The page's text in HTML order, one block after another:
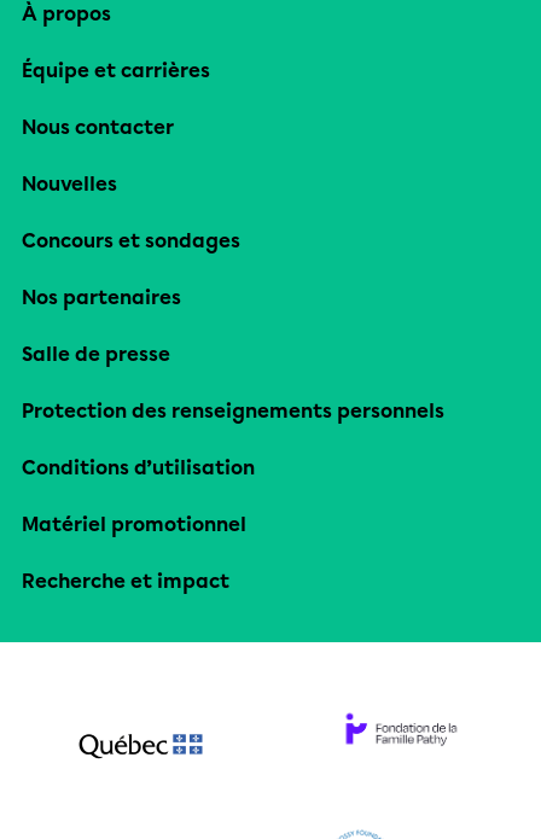
À propos
Équipe et carrières
Nous contacter
Nouvelles
Concours et sondages
Nos partenaires
Salle de presse
Protection des renseignements personnels
Conditions d’utilisation
Matériel promotionnel
Recherche et impact